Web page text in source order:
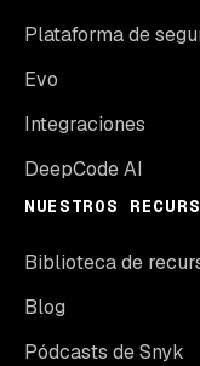
Plataforma de
Evo
Integraciones
DeepCode AI
NUESTROS
Biblioteca de
Blog
Pódcasts de Snyk